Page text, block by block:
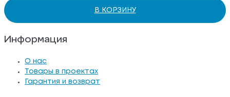
В КОРЗИНУ
Информация
О нас
Товары в проектах
Гарантия и возврат